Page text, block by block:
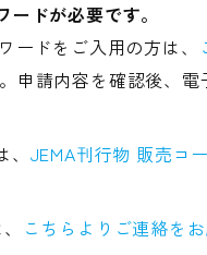
ドが必要です。
ードをご入用の方は、
申請内容を確認後、
、 JEMA刊行物 販売コ
こちらよりご連絡をお